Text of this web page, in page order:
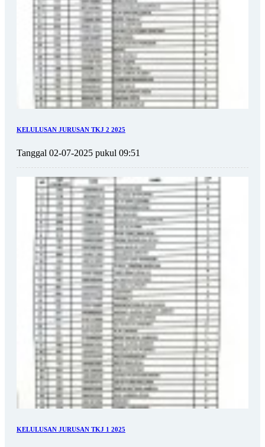
KELULUSAN JURUSAN TKJ 2 2025
Tanggal 02-07-2025 pukul 09:51
KELULUSAN JURUSAN TKJ 1 2025